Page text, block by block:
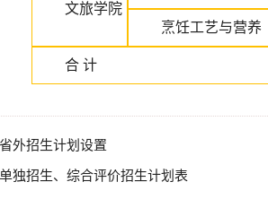
文旅学院
烹饪工艺与营养
合 计
外招生计划设置
独招生、综合评价招生计划表